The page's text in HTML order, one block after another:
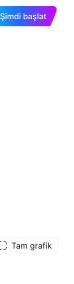
Şimdi başlat
Tam grafik